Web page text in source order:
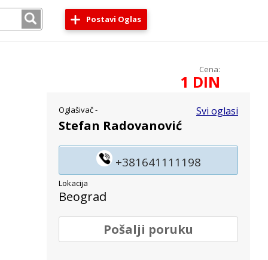
Postavi Oglas
Cena:
1 DIN
Svi oglasi
Oglašivač -
Stefan Radovanović
+381641111198
Lokacija
Beograd
Pošalji poruku